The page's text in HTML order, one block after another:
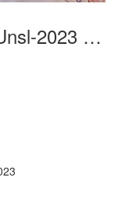
Jornada-Carreras-Unsl-2023 (3)